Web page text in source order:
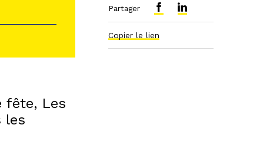
fête, Les
les
Partager
Copier le lien